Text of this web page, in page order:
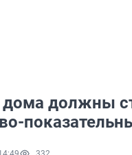
дома должны